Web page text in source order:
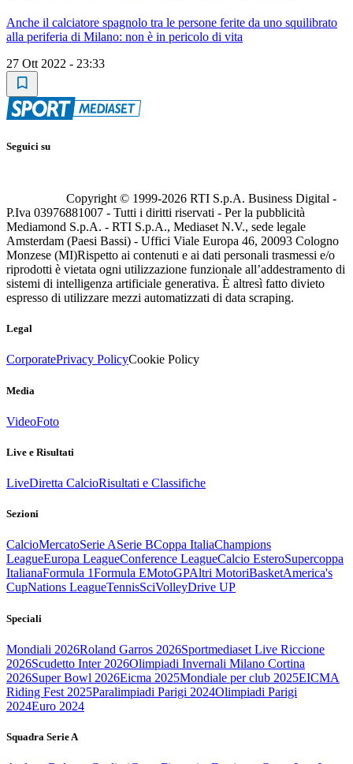
Anche il calciatore spagnolo tra le persone ferite da uno squilibrato
alla periferia di Milano: non è in pericolo di vita
27 Ott 2022 - 23:33
Seguici su
Copyright © 1999-2026 RTI S.p.A. Business Digital -
P.Iva 03976881007 - Tutti i diritti riservati - Per la pubblicità
Mediamond S.p.A. - RTI S.p.A., Mediaset N.V., sede legale
Amsterdam (Paesi Bassi) - Uffici Viale Europa 46, 20093 Cologno
Monzese (MI)Rispetto ai contenuti e ai dati personali trasmessi e/o
riprodotti è vietata ogni utilizzazione funzionale all’addestramento di
sistemi di intelligenza artificiale generativa. È altresì fatto divieto
espresso di utilizzare mezzi automatizzati di data scraping.
Legal
CorporatePrivacy PolicyCookie Policy
Media
VideoFoto
Live e Risultati
LiveDiretta CalcioRisultati e Classifiche
Sezioni
CalcioMercatoSerie ASerie BCoppa ItaliaChampions
LeagueEuropa LeagueConference LeagueCalcio EsteroSupercoppa
ItalianaFormula 1Formula EMotoGPAltri MotoriBasketAmerica's
CupNations LeagueTennisSciVolleyDrive UP
Speciali
Mondiali 2026Roland Garros 2026Sportmediaset Live Riccione
2026Scudetto Inter 2026Olimpiadi Invernali Milano Cortina
2026Super Bowl 2026Eicma 2025Mondiale per club 2025EICMA
Riding Fest 2025Paralimpiadi Parigi 2024Olimpiadi Parigi
2024Euro 2024
Squadra Serie A